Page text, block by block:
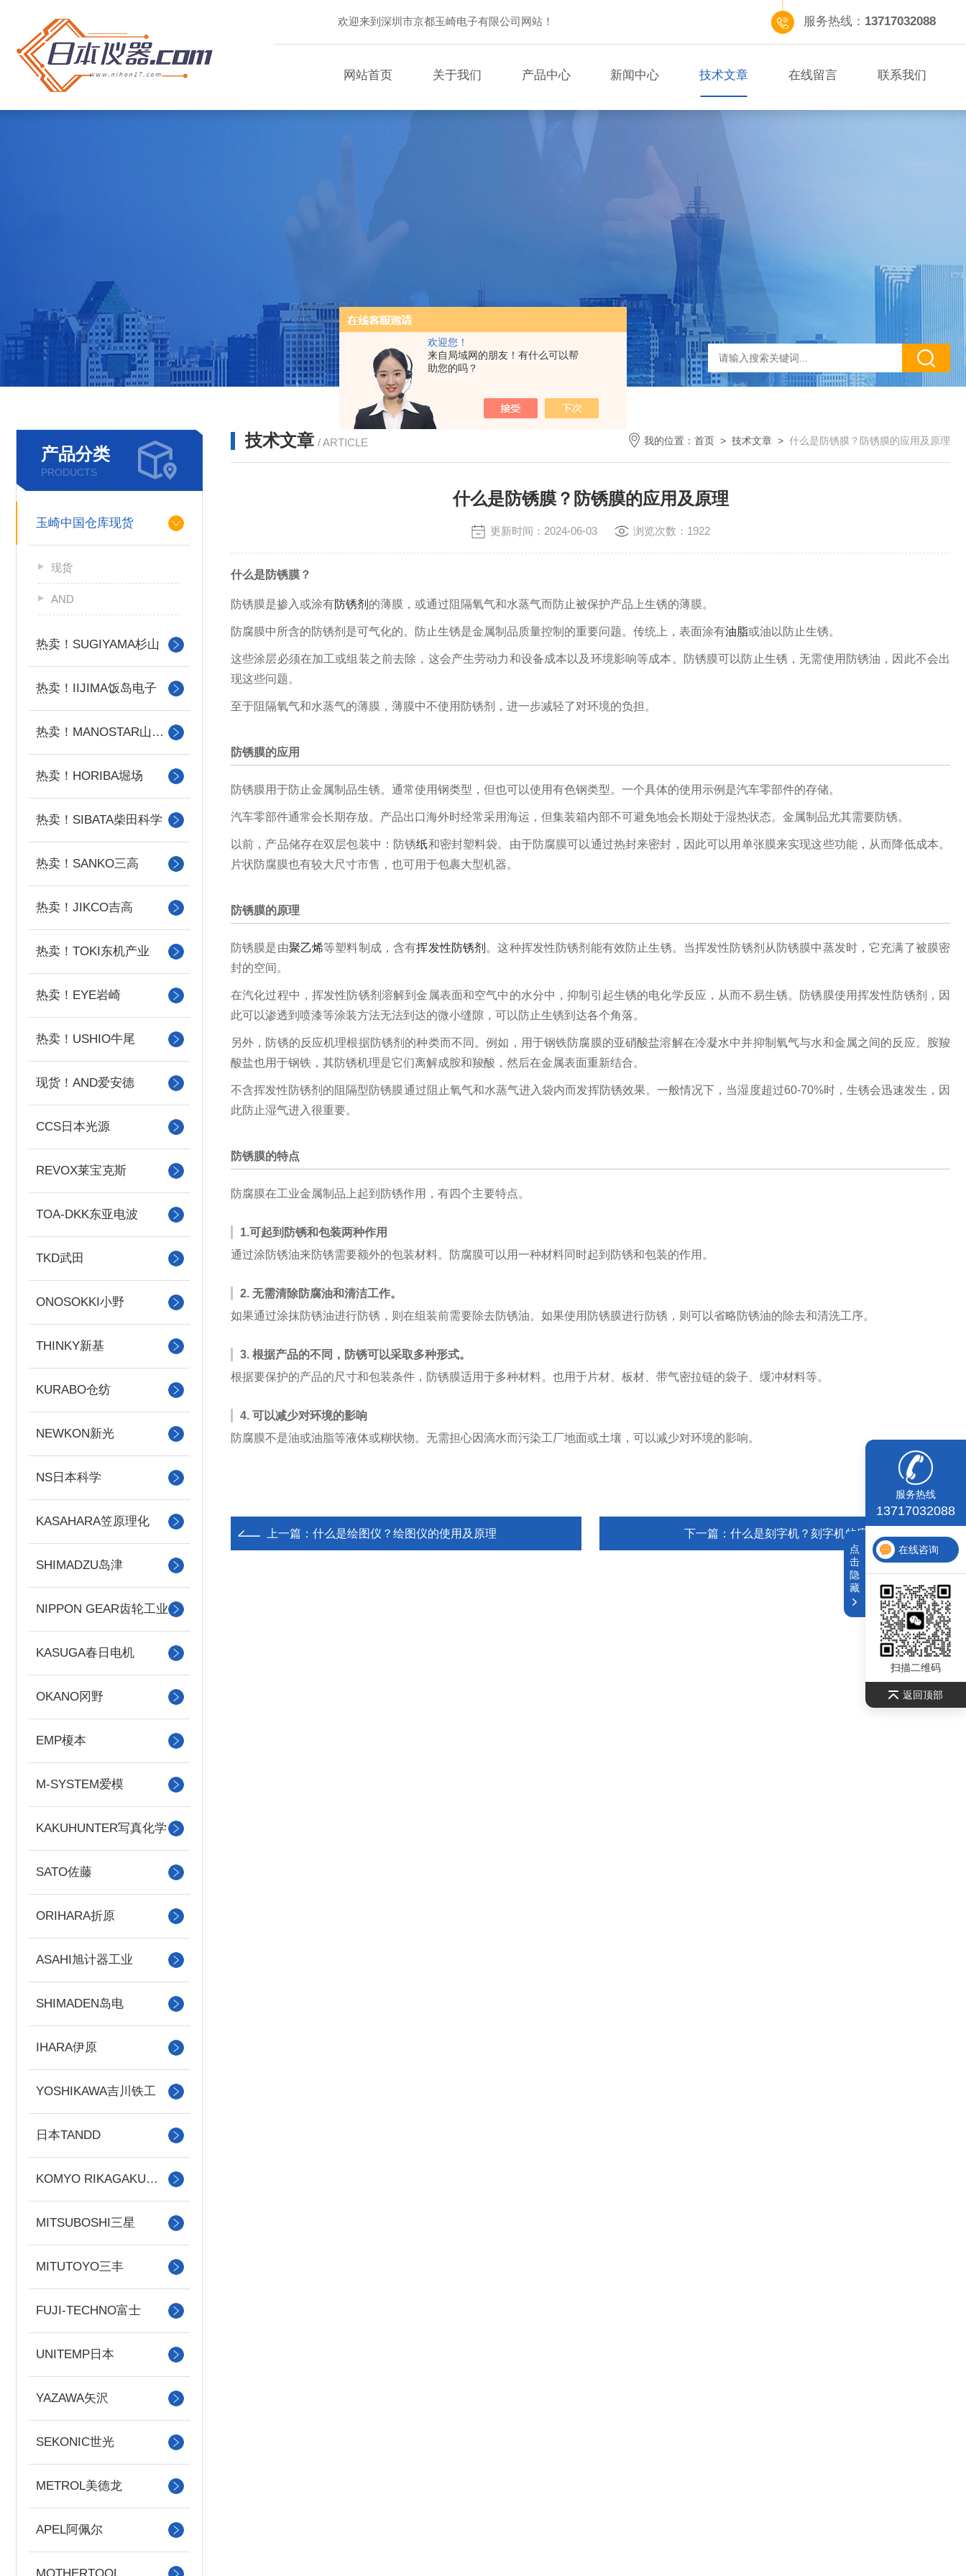
欢迎您！
来自局域网的朋友！有什么可以帮
助您的吗？
欢迎来到深圳市京都玉崎电子有限公司网站！ 服务热线： 13717032088
网站首页 关于我们 产品中心 新闻中心 技术文章 在线留言 联系我们
产品分类
PRODUCTS
玉崎中国仓库现货
现货
AND
热卖！SUGIYAMA杉山
热卖！IIJIMA饭岛电子
热卖！MANOSTAR山本电机
热卖！HORIBA堀场
热卖！SIBATA柴田科学
热卖！SANKO三高
热卖！JIKCO吉高
热卖！TOKI东机产业
热卖！EYE岩崎
热卖！USHIO牛尾
现货！AND爱安德
CCS日本光源
REVOX莱宝克斯
TOA-DKK东亚电波
TKD武田
ONOSOKKI小野
THINKY新基
KURABO仓纺
NEWKON新光
NS日本科学
KASAHARA笠原理化
SHIMADZU岛津
NIPPON GEAR齿轮工业
KASUGA春日电机
OKANO冈野
EMP榎本
M-SYSTEM爱模
KAKUHUNTER写真化学
SATO佐藤
ORIHARA折原
ASAHI旭计器工业
SHIMADEN岛电
IHARA伊原
YOSHIKAWA吉川铁工
日本TANDD
KOMYO RIKAGAKU光明理化
MITSUBOSHI三星
MITUTOYO三丰
FUJI-TECHNO富士
UNITEMP日本
YAZAWA矢沢
SEKONIC世光
METROL美德龙
APEL阿佩尔
技术文章 / ARTICLE 我的位置： 首页 > 技术文章 > 什么是防锈膜？防锈膜的应用及原理
什么是防锈膜？防锈膜的应用及原理
更新时间：2024-06-03 浏览次数：1922
什么是防锈膜？
防锈膜是掺入或涂有防锈剂 的薄膜，或通过阻隔氧气和水蒸气而防止被保护产品上生锈的薄膜。
防腐膜中所含的防锈剂是可气化的。防止生锈是金属制品质量控制的重要问题。传统上， 表面涂有油脂或油以防止生锈。
这些涂层必须在加工或组装之前去除，这会产生劳动力和设备成本以及环境影响等成本。防锈膜可以防止生锈，无需使用防锈油，因此不会出
现这些问题。
至于阻隔氧气和水蒸气的薄膜，薄膜中不使用防锈剂，进一步减轻了对环境的负担。
防锈膜的应用
防锈膜用于防止金属制品生锈。通常使用钢类型，但也可以使用有色钢类型。一个具体的使用示例是汽车零部件的存储。
汽车零部件通常会长期存放。产品出口海外时经常采用海运，但集装箱内部不可避免地会长期处于湿热状态。金属制品尤其需要防锈。
以前，产品储存在双层包装中：防锈纸和密封塑料袋。由于防腐膜可以通过热封来密封，因此可以用单张膜来实现这些功能，从而降低成本。
片状防腐膜也有较大尺寸市售，也可用于包裹大型机器。
防锈膜的原理
防锈膜是由聚乙烯等塑料制成，含有挥发性防锈剂 。这种挥发性防锈剂能有效防止生锈。当挥发性防锈剂从防锈膜中蒸发时，它充满了被膜密
封的空间。
在汽化过程中，挥发性防锈剂溶解到金属表面和空气中的水分中，抑制引起生锈的电化学反应，从而不易生锈。防锈膜使用挥发性防锈剂，因
此可以渗透到喷漆等涂装方法无法到达的微小缝隙，可以防止生锈到达各个角落。
另外，防锈的反应机理根据防锈剂的种类而不同。例如，用于钢铁防腐膜的亚硝酸盐溶解在冷凝水中并抑制氧气与水和金属之间的反应。胺羧
酸盐也用于钢铁，其防锈机理是它们离解成胺和羧酸，然后在金属表面重新结合。
不含挥发性防锈剂的阻隔型防锈膜通过阻止氧气和水蒸气进入袋内而发挥防锈效果。一般情况下，当湿度超过60-70%时，生锈会迅速发生，因
此防止湿气进入很重要。
防锈膜的特点
防腐膜在工业金属制品上起到防锈作用，有四个主要特点。
1.可起到防锈和包装两种作用
通过涂防锈油来防锈需要额外的包装材料。防腐膜可以用一种材料同时起到防锈和包装的作用。
2. 无需清除防腐油和清洁工作。
如果通过涂抹防锈油进行防锈，则在组装前需要除去防锈油。如果使用防锈膜进行防锈，则可以省略防锈油的除去和清洗工序。
3. 根据产品的不同，防锈可以采取多种形式。
根据要保护的产品的尺寸和包装条件，防锈膜适用于多种材料。也用于片材、板材、带气密拉链的袋子、缓冲材料等。
4. 可以减少对环境的影响
防腐膜不是油或油脂等液体或糊状物。无需担心因滴水而污染工厂地面或土壤，可以减少对环境的影响。
上一篇： 什么是绘图仪？绘图仪的使用及原理 下一篇： 什么是刻字机？刻字机的应用及原理
服务热线
13717032088
在线咨询
扫描二维码
返回顶部
点
击
隐
藏